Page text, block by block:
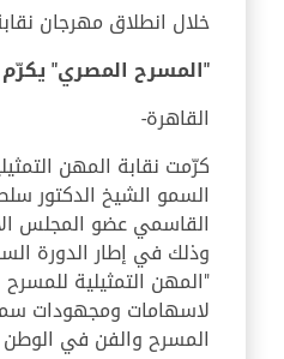
خلال انطلاق مهرجان
"المسرح المصري"
القاهرة-
كرّمت نقابة المهن
السمو الشيخ الدكتور
القاسمي عضو المجلس
وذلك في إطار الدورة
"المهن التمثيلية للمسرح
لاسهامات ومجهودات
المسرح والفن في الوطن